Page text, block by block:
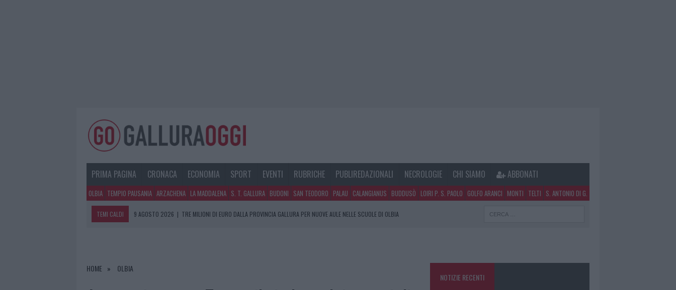
PRIMA PAGINA CRONACA ECONOMIA SPORT EVENTI RUBRICHE PUBLIREDAZIONALI NECROLOGIE CHI SIAMO ABBONATI
OLBIA TEMPIO PAUSANIA ARZACHENA LA MADDALENA S. T. GALLURA BUDONI SAN TEODORO PALAU CALANGIANUS BUDDUSÒ LOIRI P. S. PAOLO GOLFO ARANCI MONTI TELTI S. ANTONIO DI G.
TEMI CALDI 9 AGOSTO 2026 | TRE MILIONI DI EURO DALLA PROVINCIA GALLURA PER NUOVE AULE NELLE SCUOLE DI OLBIA
8 AGOSTO 2026
HOME OLBIA
NOTIZIE RECENTI